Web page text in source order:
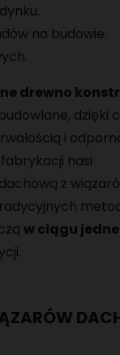
na budowie.
drewno
dzięki
i
nasi
z
w ciągu